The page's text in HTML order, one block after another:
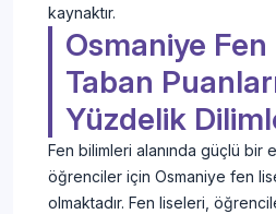
kaynaktır.
Osmaniye
Taban
Yüzdelik
Fen bilimleri alanında güçlü bir
öğrenciler için Osmaniye fen
olmaktadır. Fen liseleri,